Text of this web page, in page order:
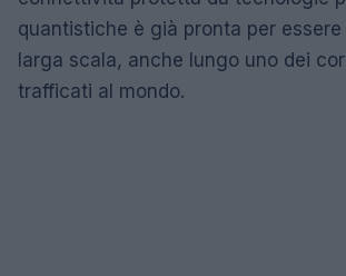
quantistiche è già pronta per
larga scala, anche lungo uno dei
trafficati al mondo.